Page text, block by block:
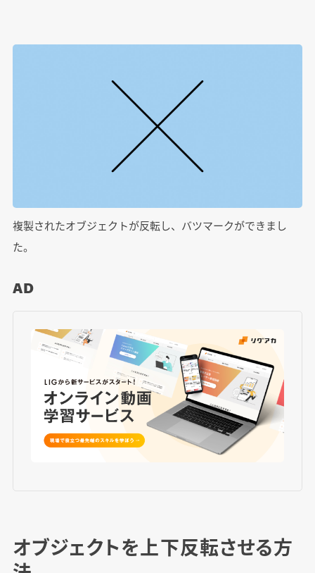
複製されたオブジェクトが反転し、バツマークができまし
た。
AD
オブジェクトを上下反転させる方